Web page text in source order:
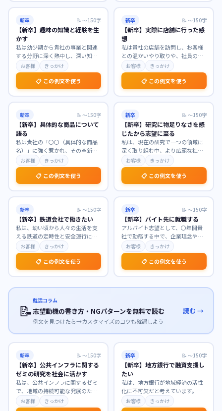
新卒 📝 〜150字
【新卒】趣味の知識と経験を生
かす
私は幼少期から貴社の事業と関連
する分野に深く熱中し、深い知識
と実践的な経験を培ってまいりま
した。趣味を通じて得…
お客様 きっかけ
📋 この例文を使う
新卒 📝 〜150字
【新卒】実際に店舗に行った感
想
私は貴社の店舗を訪問し、お客様
との温かいやり取りや、社員の
方々の仕事への情熱を肌で感じ、
大変感銘を受けました。…
お客様 きっかけ
📋 この例文を使う
新卒 📝 〜150字
【新卒】具体的な商品について
語る
私は貴社の「〇〇（具体的な商品
名）」に強く惹かれ、その革新的
な機能とユーザー体験に深い感銘
を受けました。特に、…
お客様 きっかけ
📋 この例文を使う
新卒 📝 〜150字
【新卒】研究に物足りなさを感
じたから志望に至る
私は、現在の研究で一つの領域に
深く取り組む中、より広範な社会
課題解決への貢献に物足りなさを
感じています。この経…
お客様 きっかけ
📋 この例文を使う
新卒 📝 〜150字
【新卒】鉄道会社で働きたい
私は、幼い頃から人々の生活を支
える鉄道の定時性と安全運行に魅
力を感じ、公共交通機関としての
使命感に深く共感して…
お客様 きっかけ
📋 この例文を使う
新卒 📝 〜150字
【新卒】バイト先に就職する
アルバイト志望として、〇年間貴
社で勤務する中で、企業理念や業
務への理解を深め、貴社の温かい
社風に惹かれました。…
お客様 きっかけ
📋 この例文を使う
📝
就活コラム
志望動機の書き方・NGパターンを無料で読む
例文を見つけたら→カスタマイズのコツも確認しよう
読む →
新卒 📝 〜150字
【新卒】公共インフラに関する
ゼミの研究を社会に活かす
私は、公共インフラに関するゼミ
で、地域の持続可能な発展のため
のインフラ維持管理について深く
研究してまいりました…
お客様 きっかけ
新卒 📝 〜150字
【新卒】地方銀行で融資支援し
たい
私は、地方銀行が地域経済の活性
化に不可欠だと考えています。貴
行で融資支援に携わり、地域企業
の成長を間近で支えた…
お客様 きっかけ